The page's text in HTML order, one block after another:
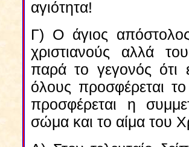
αγιότητα!
Γ) Ο άγιος
χριστιανούς αλλά
παρά το γεγονός ότι
όλους προσφέρεται
προσφέρεται η
σώμα και το αίμα του